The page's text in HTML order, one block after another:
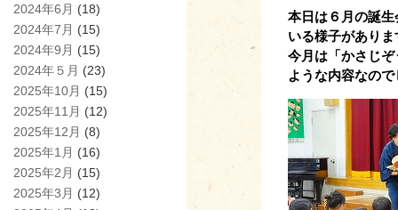
2024年6月 (18)
2024年7月 (15)
2024年9月 (15)
2024年５月 (23)
2025年10月 (15)
2025年11月 (12)
2025年12月 (8)
2025年1月 (16)
2025年2月 (15)
2025年3月 (12)
本日は６月の誕
いる様子がありま
今月は「かさじ
ような内容なの